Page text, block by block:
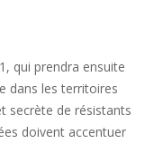
qui prendra ensuite
dans les territoires
secrète de résistants
doivent accentuer